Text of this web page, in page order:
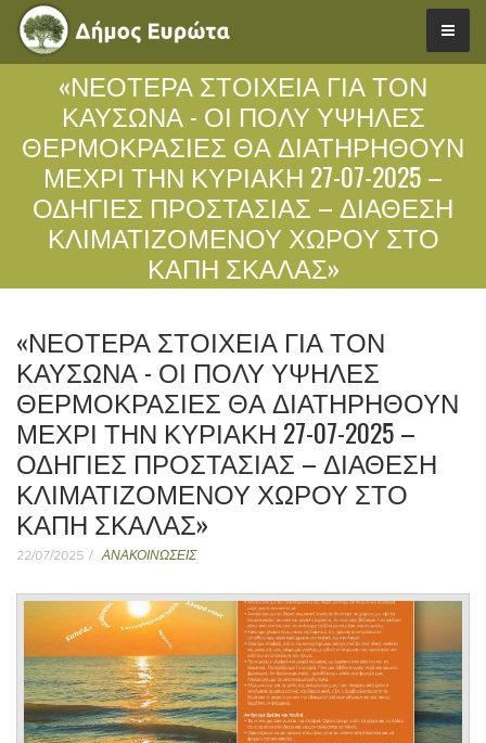
«ΝΕΟΤΕΡΑ ΣΤΟΙΧΕΙΑ ΓΙΑ ΤΟΝ
ΚΑΥΣΩΝΑ - ΟΙ ΠΟΛΥ ΥΨΗΛΕΣ
ΘΕΡΜΟΚΡΑΣΙΕΣ ΘΑ ΔΙΑΤΗΡΗΘΟΥΝ
ΜΕΧΡΙ ΤΗΝ ΚΥΡΙΑΚΗ 27-07-2025 –
ΟΔΗΓΙΕΣ ΠΡΟΣΤΑΣΙΑΣ – ΔΙΑΘΕΣΗ
ΚΛΙΜΑΤΙΖΟΜΕΝΟΥ ΧΩΡΟΥ ΣΤΟ
ΚΑΠΗ ΣΚΑΛΑΣ»
«ΝΕΟΤΕΡΑ ΣΤΟΙΧΕΙΑ ΓΙΑ ΤΟΝ
ΚΑΥΣΩΝΑ - ΟΙ ΠΟΛΥ ΥΨΗΛΕΣ
ΘΕΡΜΟΚΡΑΣΙΕΣ ΘΑ ΔΙΑΤΗΡΗΘΟΥΝ
ΜΕΧΡΙ ΤΗΝ ΚΥΡΙΑΚΗ 27-07-2025 –
ΟΔΗΓΙΕΣ ΠΡΟΣΤΑΣΙΑΣ – ΔΙΑΘΕΣΗ
ΚΛΙΜΑΤΙΖΟΜΕΝΟΥ ΧΩΡΟΥ ΣΤΟ
ΚΑΠΗ ΣΚΑΛΑΣ»
22/07/2025 ΑΝΑΚΟΙΝΩΣΕΙΣ